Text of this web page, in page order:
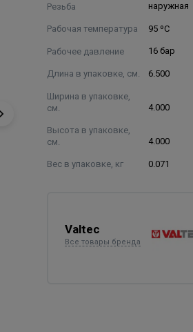
Резьба наружная
Рабочая температура 95 ºС
Рабочее давление 16 бар
Длина в упаковке, см. 6.500
Ширина в упаковке,
см.
4.000
Высота в упаковке,
см.
4.000
Вес в упаковке, кг 0.071
Valtec
Все товары бренда